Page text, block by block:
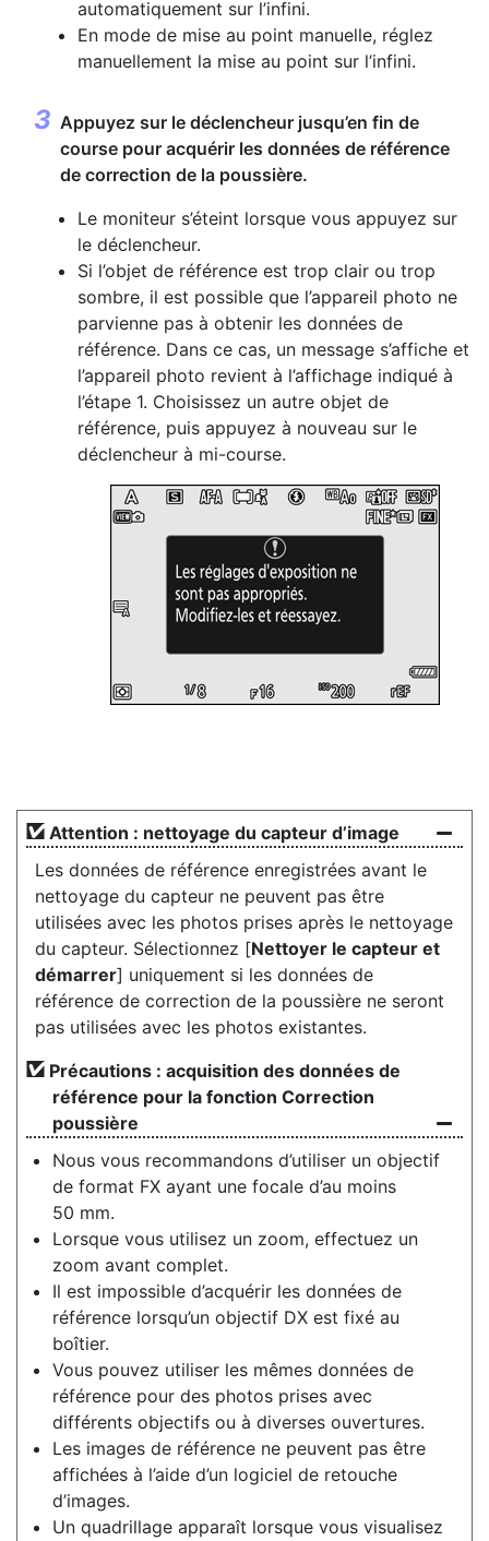
automatiquement sur l’infini.
En mode de mise au point manuelle, réglez
manuellement la mise au point sur l’infini.
Appuyez sur le déclencheur jusqu’en fin de
course pour acquérir les données de référence
de correction de la poussière.
Le moniteur s’éteint lorsque vous appuyez sur
le déclencheur.
Si l’objet de référence est trop clair ou trop
sombre, il est possible que l’appareil photo ne
parvienne pas à obtenir les données de
référence. Dans ce cas, un message s’affiche et
l’appareil photo revient à l’affichage indiqué à
l’étape 1. Choisissez un autre objet de
référence, puis appuyez à nouveau sur le
déclencheur à mi-course.
Attention : nettoyage du capteur d’image
Les données de référence enregistrées avant le
nettoyage du capteur ne peuvent pas être
utilisées avec les photos prises après le nettoyage
du capteur. Sélectionnez [Nettoyer le capteur et
démarrer] uniquement si les données de
référence de correction de la poussière ne seront
pas utilisées avec les photos existantes.
Précautions : acquisition des données de
référence pour la fonction Correction
poussière
Nous vous recommandons d’utiliser un objectif
de format FX ayant une focale d’au moins
50 mm.
Lorsque vous utilisez un zoom, effectuez un
zoom avant complet.
Il est impossible d’acquérir les données de
référence lorsqu’un objectif DX est fixé au
boîtier.
Vous pouvez utiliser les mêmes données de
référence pour des photos prises avec
différents objectifs ou à diverses ouvertures.
Les images de référence ne peuvent pas être
affichées à l’aide d’un logiciel de retouche
d’images.
Un quadrillage apparaît lorsque vous visualisez